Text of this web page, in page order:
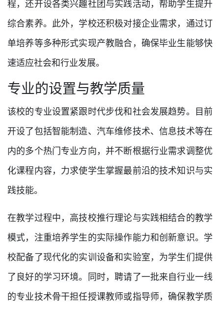
程，还开设各类兴趣社团与实践活动，帮助学生提升
综合素养。此外，学校还积极对接企业需求，通过订
单培养等多种形式实现产教融合，确保毕业生能够快
速适应社会和行业发展。
专业的设置与教学质量
该校的专业设置紧跟时代步伐和社会发展趋势。目前
开设了包括智能制造、汽车维修技术、信息技术等在
内的多个热门专业方向，并不断根据行业需求调整优
化课程内容，力求使学生掌握最前沿的技术知识与实
践技能。
在教学过程中，高技校推行理论与实践相结合的教学
模式，注重培养学生的实际操作能力和创新意识。学
校配备了现代化的实训设备和实验室，为学生们提供
了良好的学习环境。同时，聘请了一批来自行业一线
的专业技术骨干担任授课教师或指导师，确保教学质